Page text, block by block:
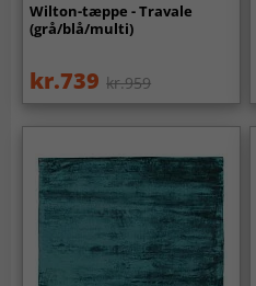
Wilton-tæppe - Travale
(grå/blå/multi)
kr.739 kr.959